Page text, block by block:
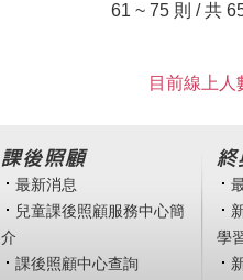
61 ~ 75 則 / 共
目前線上
課後照顧
最新消息
兒童課後照顧服務中心簡
介
課後照顧中心查詢
終
學